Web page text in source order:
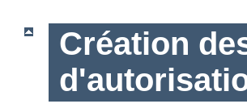
Création